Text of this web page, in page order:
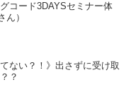
コード3DAYSセミナー体
ん）
ない？！》出さずに受け取
？